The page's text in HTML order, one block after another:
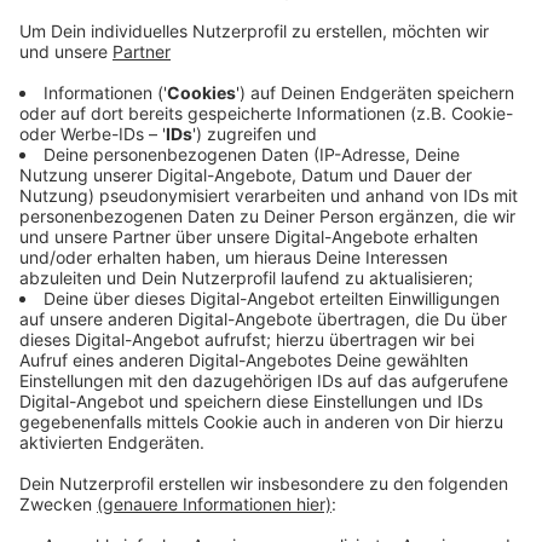
hinter der Klappe gelegt. Die Caritas wartet immer
ab, bis sie die Fälle bekannt macht. Inzwischen lebt
es bei einer Bereitschaftspflegefamilie. Die
leibliche Mutter hat jetzt noch mehrere Wochen
Zeit, es sich anders zu überlegen. Erst dann wird
ein Adoptionsverfahren eingeleitet. Die Mutter
kann sich zunächst auch anonym melden. Die
Leiterin der Caritas-Schwangerenberatung
esperanza, Kornelia Fazel, bittet unter ihrer
Handynummer 01732564206 um einen Anruf.
Veröffentlicht:Dienstag, 20.04.2021 06:19
Anzeige